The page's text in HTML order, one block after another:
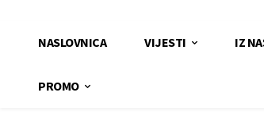
NASLOVNICA VIJESTI IZ
PROMO